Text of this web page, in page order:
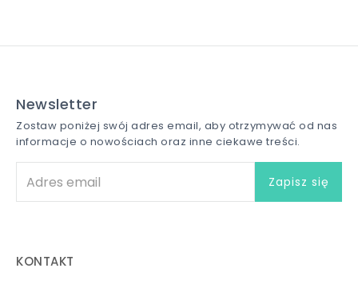
Newsletter
Zostaw poniżej swój adres email, aby otrzymywać od nas
informacje o nowościach oraz inne ciekawe treści.
KONTAKT